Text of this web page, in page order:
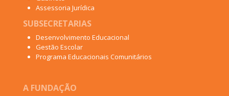
Assessoria Jurídica
SUBSECRETARIAS
Desenvolvimento Educacional
Gestão Escolar
Programa Educacionais Comunitários
A FUNDAÇÃO